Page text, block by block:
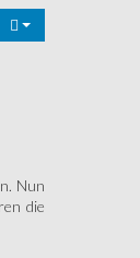
Nun
die